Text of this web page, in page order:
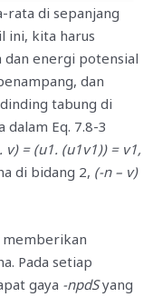
rata di sepanjang
ini, kita harus
dan energi potensial
dan
tabung di
Eq. 7.8-3
v) = (u1. (u1v1)) = v1,
di bidang 2, (-n – v)
memberikan
Pada setiap
gaya -npdSyang